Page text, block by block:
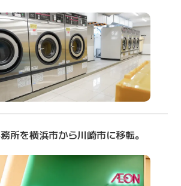
所を横浜市から川崎市に移転。